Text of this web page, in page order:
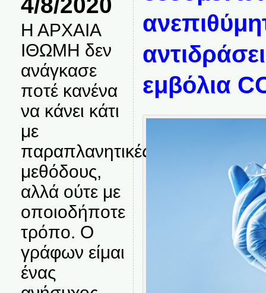
Η ΑΡΧΑΙΑ
ΙΘΩΜΗ δεν
ανάγκασε
ποτέ κανένα
να κάνει κάτι
με
παραπλανητικές
μεθόδους,
αλλά ούτε με
οποιοδήποτε
τρόπο. Ο
γράφων είμαι
ένας
εμβόλια